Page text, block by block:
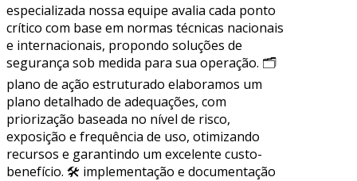
especializada nossa equipe avalia cada ponto
crítico com base em normas técnicas nacionais
e internacionais, propondo soluções de
segurança sob medida para sua operação. 🗂
plano de ação estruturado elaboramos um
plano detalhado de adequações, com
priorização baseada no nível de risco,
exposição e frequência de uso, otimizando
recursos e garantindo um excelente custo-
benefício. 🛠 implementação e documentação